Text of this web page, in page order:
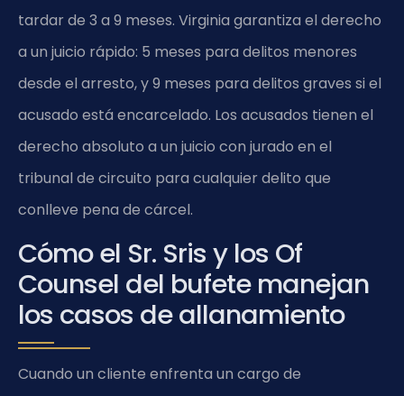
tardar de 3 a 9 meses. Virginia garantiza el derecho
a un juicio rápido: 5 meses para delitos menores
desde el arresto, y 9 meses para delitos graves si el
acusado está encarcelado. Los acusados tienen el
derecho absoluto a un juicio con jurado en el
tribunal de circuito para cualquier delito que
conlleve pena de cárcel.
Cómo el Sr. Sris y los Of
Counsel del bufete manejan
los casos de allanamiento
Cuando un cliente enfrenta un cargo de